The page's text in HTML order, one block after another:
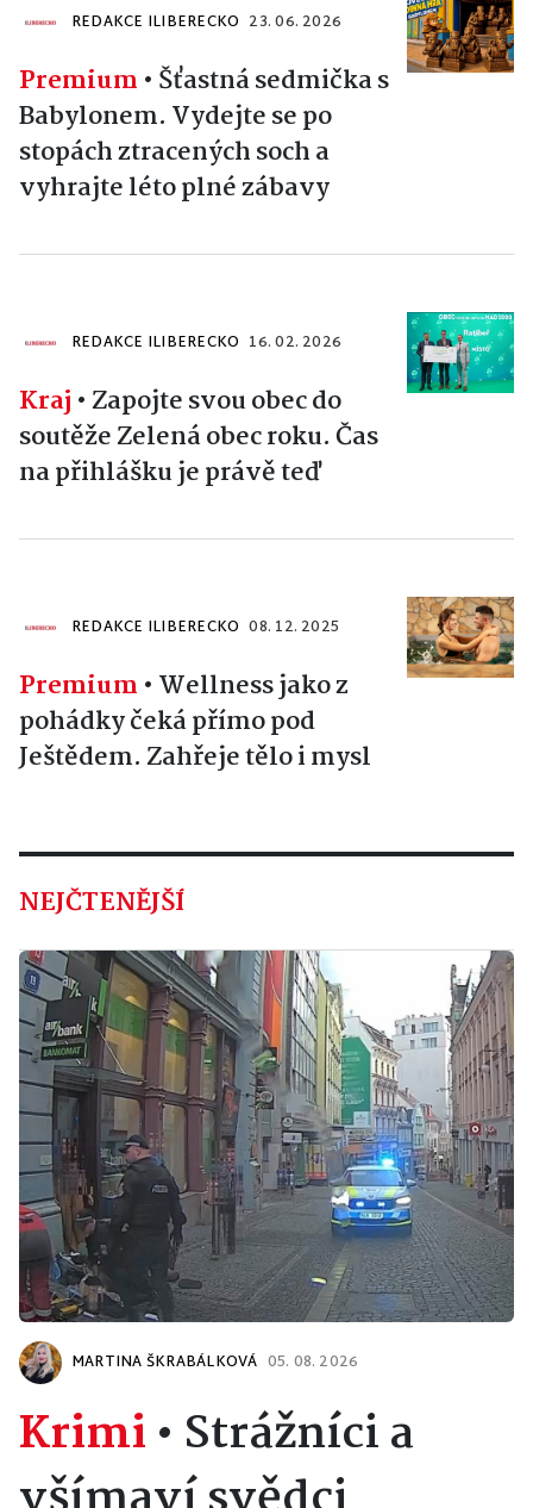
REDAKCE ILIBERECKO 23. 06. 2026
Premium • Šťastná sedmička s
Babylonem. Vydejte se po
stopách ztracených soch a
vyhrajte léto plné zábavy
REDAKCE ILIBERECKO 16. 02. 2026
Kraj • Zapojte svou obec do
soutěže Zelená obec roku. Čas
na přihlášku je právě teď
REDAKCE ILIBERECKO 08. 12. 2025
Premium • Wellness jako z
pohádky čeká přímo pod
Ještědem. Zahřeje tělo i mysl
NEJČTENĚJŠÍ
MARTINA ŠKRABÁLKOVÁ 05. 08. 2026
Krimi• Strážníci a